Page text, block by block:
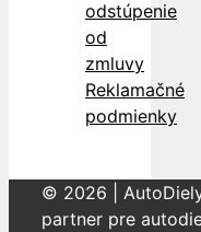
odstúpenie
od
zmluvy
Reklamačné
podmienky
© 2026 |
partner pre